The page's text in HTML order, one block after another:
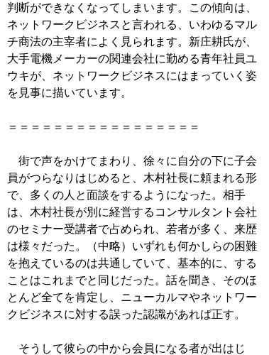
判断ができなくなってしまいます。この傾向は、
ネットワークビジネスと言われる、いわゆるマル
チ商法の主宰者によく見られます。新庄耕氏が、
大手電機メーカーの関連会社に勤める青年社員ユ
ウキが、ネットワークビジネスにはまっていく姿
を見事に描いています。
＝＝＝＝＝＝＝＝＝＝＝＝＝＝＝＝＝
街で声をかけてまわり、徐々に自分の下に子会
員がつらなりはじめると、木村社長に頼まれる形
で、多くの人と面談をするようになった。相手
は、木村社長が別に経営するコンサルタント会社
のセミナー受講者で占められ、若者が多く、来歴
は様々だった。（中略）いずれも何かしらの困難
を抱えているのは共通していて、基本的に、する
ことはこれまでと同じだった。話を聞き、そのほ
とんど全てを肯定し、ニューカルマやネットワー
クビジネスに対する誤った認識があれば正す。
そうして彼らの中から会員になる者が出はじ